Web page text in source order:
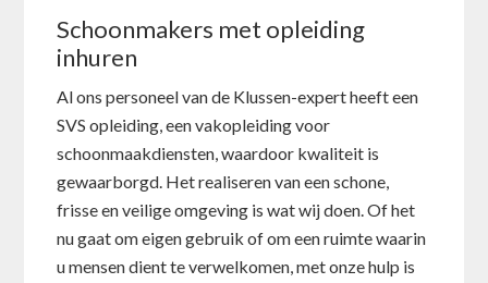
Schoonmakers met opleiding
inhuren
Al ons personeel van de Klussen-expert heeft een
SVS opleiding, een vakopleiding voor
schoonmaakdiensten, waardoor kwaliteit is
gewaarborgd. Het realiseren van een schone,
frisse en veilige omgeving is wat wij doen. Of het
nu gaat om eigen gebruik of om een ruimte waarin
u mensen dient te verwelkomen, met onze hulp is